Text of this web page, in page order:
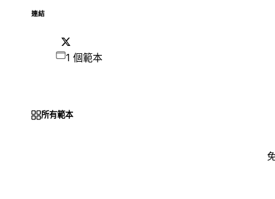
連結
1 個範本
所有範本